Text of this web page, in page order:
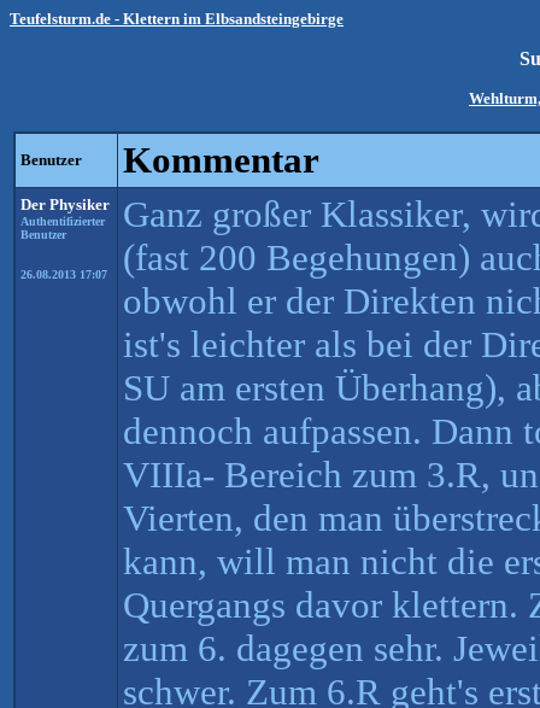
Teufelsturm.de - Klettern im Elbsandsteingebirge
Benutzer Kommentar
Der Physiker
Authentifizierter
Benutzer
26.08.2013 17:07
Ganz großer Klassiker,
(fast 200 Begehungen)
obwohl er der Direkten
ist's leichter als bei der
SU am ersten Überhang),
dennoch aufpassen.
VIIIa- Bereich zum 3.R,
Vierten, den man
kann, will man nicht die
Quergangs davor
zum 6. dagegen sehr.
schwer. Zum 6.R geht's